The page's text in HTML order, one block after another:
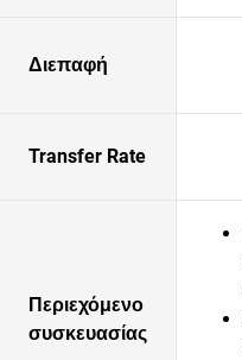
Διεπαφή
Transfer Rate
Περιεχόμενο
συσκευασίας